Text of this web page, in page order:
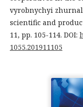
vyrobnychyi zhurnal
scientific and
11, pp. 105-114. DOI:
1055.201911105